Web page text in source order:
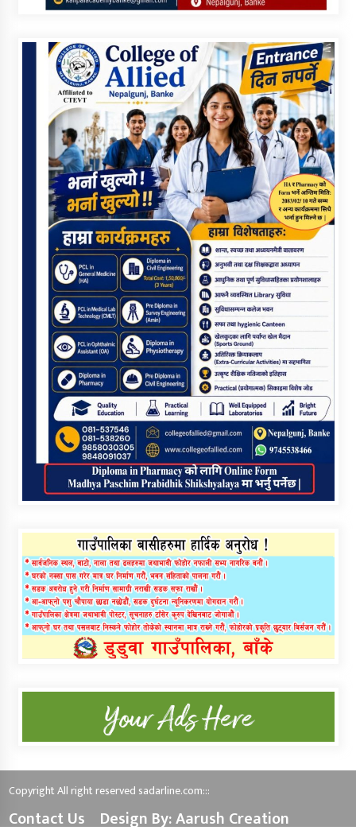
Copyright All right reserved sadarline.com:::
Contact Us Design By: Aarush Creation